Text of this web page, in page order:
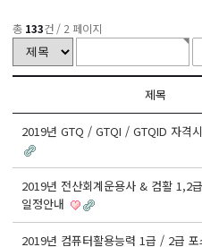
총 133건 / 2 페이지
제목
2019년 GTQ / GTQI / GTQID 자격
2019년 전산회계운용사 & 컴활 1,2
일정안내
2019년 컴퓨터활용능력 1급 / 2급 포
시설안내
오시는길
공지사항
국비지원 무료교육
생성형AI
실업자
BIM 건축설계 및 실내건축설계(캐드(CAD),